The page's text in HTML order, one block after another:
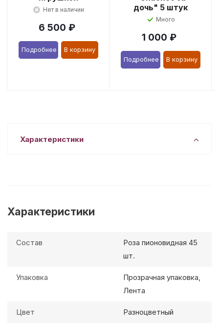
Нет в наличии
6 500 ₽
Подробнее В корзину
дочь" 5 штук
Много
1 000 ₽
Подробнее В корзину
Характеристики
Характеристики
Состав
Роза пионовидная 45
шт.
Упаковка
Прозрачная упаковка,
Лента
Цвет Разноцветный